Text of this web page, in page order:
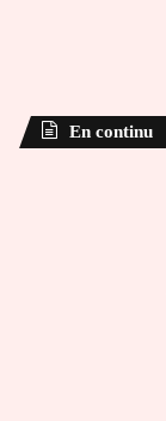
En continu